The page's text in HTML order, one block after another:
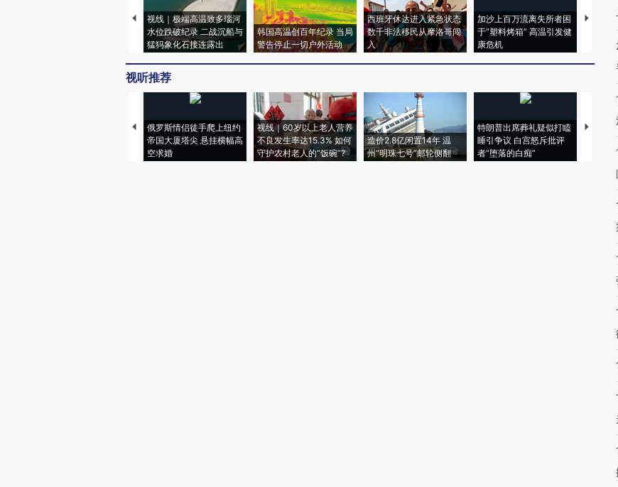
视线｜极端高温致多瑙河
水位跌破纪录 二战沉船与
猛犸象化石接连露出
韩国高温创百年纪录 当局
警告停止一切户外活动
西班牙休达进入紧急状态
数千非法移民从摩洛哥闯
入
加沙上百万流离失所者困
于“塑料烤箱” 高温引发健
康危机
视线｜
术：
心“花
视听推荐
俄罗斯情侣徒手爬上纽约
帝国大厦塔尖 悬挂横幅高
空求婚
视线｜60岁以上老人营养
不良发生率达15.3% 如何
守护农村老人的“饭碗”?
造价2.8亿闲置14年 温
州“明珠七号”邮轮侧翻
特朗普出席葬礼疑似打瞌
睡引争议 白宫怒斥批评
者“堕落的白痴”
视线｜
97个